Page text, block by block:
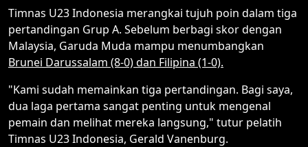
Timnas U23 Indonesia merangkai tujuh poin dalam tiga
pertandingan Grup A. Sebelum berbagi skor dengan
Malaysia, Garuda Muda mampu menumbangkan
Brunei Darussalam (8-0) dan Filipina (1-0).
"Kami sudah memainkan tiga pertandingan. Bagi saya,
dua laga pertama sangat penting untuk mengenal
pemain dan melihat mereka langsung," tutur pelatih
Timnas U23 Indonesia, Gerald Vanenburg.